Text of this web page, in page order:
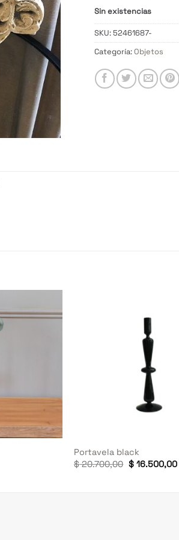
Sin existencias
SKU:52461687-
Categoría:Objetos
Portavela black
$20.700,00 El
$16.500,00El